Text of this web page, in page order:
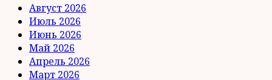
Август 2026
Июль 2026
Июнь 2026
Май 2026
Апрель 2026
Март 2026